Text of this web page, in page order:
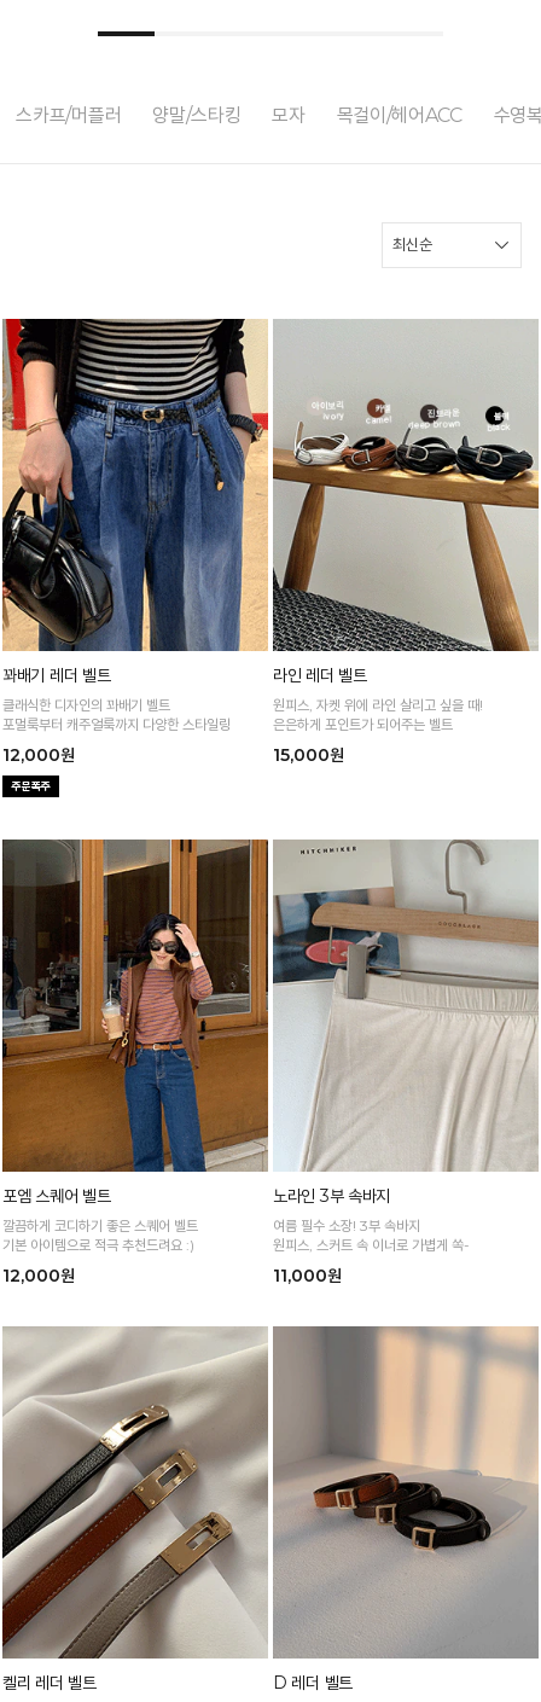
스카프/머플러 양말/스타킹 모자 목걸이/헤어ACC 수영
꽈배기 레더 벨트
클래식한 디자인의 꽈배기 벨트
포멀룩부터 캐주얼룩까지 다양한 스타일링
12,000원
라인 레더 벨트
원피스, 자켓 위에 라인 살리고 싶을 때!
은은하게 포인트가 되어주는 벨트
15,000원
포엠 스퀘어 벨트
깔끔하게 코디하기 좋은 스퀘어 벨트
기본 아이템으로 적극 추천드려요 :)
12,000원
노라인 3부 속바지
여름 필수 소장! 3부 속바지
원피스, 스커트 속 이너로 가볍게 쏙-
11,000원
켈리 레더 벨트 D 레더 벨트